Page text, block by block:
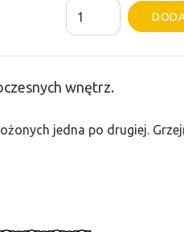
ilość
Grzejnik
-
wnętrz.
jedna po drugiej.